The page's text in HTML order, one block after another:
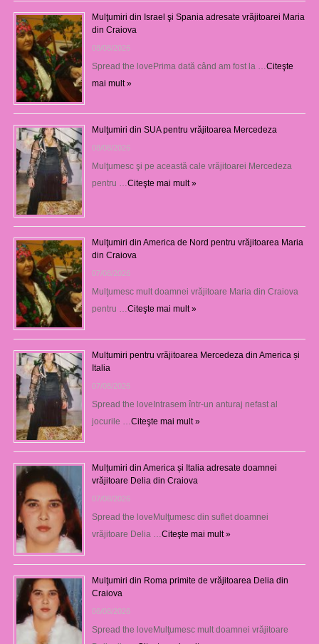
Mulţumiri din Israel şi Spania adresate vrăjitoarei Maria
din Craiova
08/08/2026
Spread the lovePrima dată când am fost la … Citeşte
mai mult »
Mulţumiri din SUA pentru vrăjitoarea Mercedeza
08/08/2026
Mulţumesc şi pe această cale vrăjitoarei Mercedeza
pentru … Citeşte mai mult »
Mulţumiri din America de Nord pentru vrăjitoarea Maria
din Craiova
07/08/2026
Mulţumesc mult doamnei vrăjitoare Maria din Craiova
pentru … Citeşte mai mult »
Mulțumiri pentru vrăjitoarea Mercedeza din America și
Italia
07/08/2026
Spread the loveIntrasem într-un anturaj nefast al
jocurile … Citeşte mai mult »
Mulțumiri din America și Italia adresate doamnei
vrăjitoare Delia din Craiova
07/08/2026
Spread the loveMulţumesc din suflet doamnei
vrăjitoare Delia … Citeşte mai mult »
Mulţumiri din Roma primite de vrăjitoarea Delia din
Craiova
06/08/2026
Spread the loveMulţumesc mult doamnei vrăjitoare